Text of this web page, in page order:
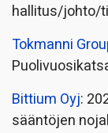
hallitus/johto/
Tokmanni
Bittium Oyj:
sääntöjen